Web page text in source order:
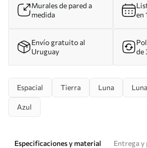
Murales de pared a
medida
en
Envío gratuito al
Uruguay
de
Espacial Tierra Luna
Azul
Especificaciones y material
Entrega y